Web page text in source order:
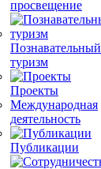
просвещение
Познавательный
туризм
Проекты
Международная
деятельность
Публикации